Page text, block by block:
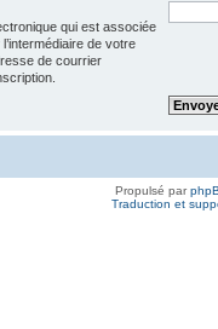
qui est associée
de votre
de courrier
Propulsé par
Traduction et